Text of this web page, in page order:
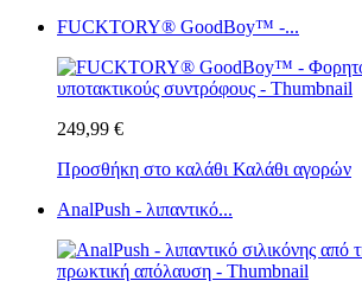
FUCKTORY® GoodBoy™ -...
249,99 €
Προσθήκη στο καλάθι Καλάθι αγορών
AnalPush - λιπαντικό...